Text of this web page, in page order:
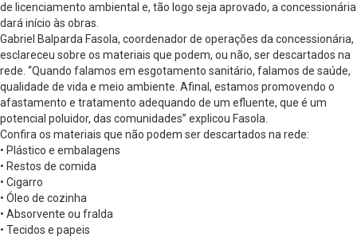
de licenciamento ambiental e, tão logo seja aprovado, a concessionária
dará início às obras.
Gabriel Balparda Fasola, coordenador de operações da concessionária,
esclareceu sobre os materiais que podem, ou não, ser descartados na
rede. “Quando falamos em esgotamento sanitário, falamos de saúde,
qualidade de vida e meio ambiente. Afinal, estamos promovendo o
afastamento e tratamento adequando de um efluente, que é um
potencial poluidor, das comunidades” explicou Fasola.
Confira os materiais que não podem ser descartados na rede:
• Plástico e embalagens
• Restos de comida
• Cigarro
• Óleo de cozinha
• Absorvente ou fralda
• Tecidos e papeis